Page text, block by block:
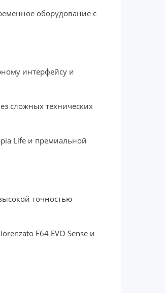
оборудование с
интерфейсу и
сложных технических
Life и премиальной
точностью
F64 EVO Sense и